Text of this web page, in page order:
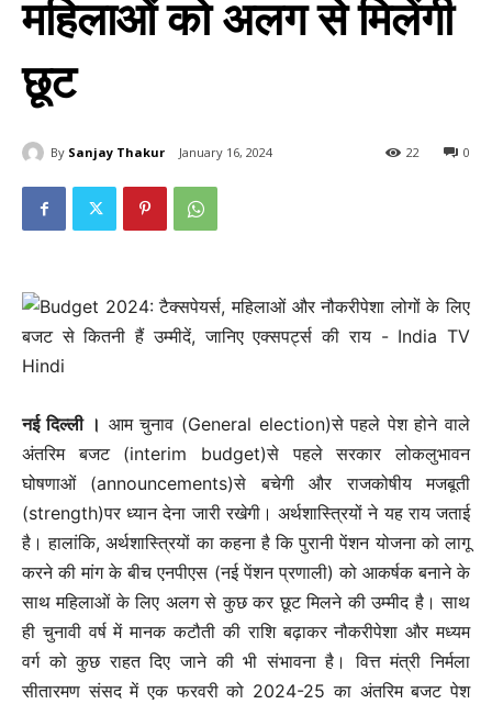
महिलाओं को अलग से मिलेंगी
छूट
By Sanjay Thakur January 16, 2024 0
22
नई दिल्‍ली । आम चुनाव (General election)से पहले पेश होने वाले
अंतरिम बजट (interim budget)से पहले सरकार लोकलुभावन
घोषणाओं (announcements)से बचेगी और राजकोषीय मजबूती
(strength)पर ध्यान देना जारी रखेगी। अर्थशास्त्रियों ने यह राय जताई
है। हालांकि, अर्थशास्त्रियों का कहना है कि पुरानी पेंशन योजना को लागू
करने की मांग के बीच एनपीएस (नई पेंशन प्रणाली) को आकर्षक बनाने के
साथ महिलाओं के लिए अलग से कुछ कर छूट मिलने की उम्मीद है। साथ
ही चुनावी वर्ष में मानक कटौती की राशि बढ़ाकर नौकरीपेशा और मध्यम
वर्ग को कुछ राहत दिए जाने की भी संभावना है। वित्त मंत्री निर्मला
सीतारमण संसद में एक फरवरी को 2024-25 का अंतरिम बजट पेश